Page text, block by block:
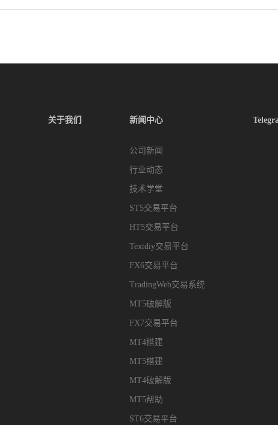
关于我们 新闻中心
公司新闻
行业动态
技术学堂
ST5交易平台
HT5交易平台
Textdiy交易平台
FX6交易平台
TradingWeb交易系统
MT5破解版
FX7交易平台
MT4搭建
MT5搭建
MT4破解版
MT5帮助
ST6交易平台